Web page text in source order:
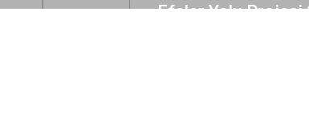
Efeler Yolu Projesi